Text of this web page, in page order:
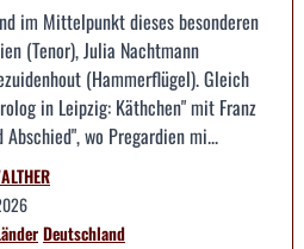
im Mittelpunkt dieses besonderen
(Tenor), Julia Nachtmann
(Hammerflügel). Gleich
in Leipzig: Käthchen" mit Franz
wo Pregardien mi...
Deutschland